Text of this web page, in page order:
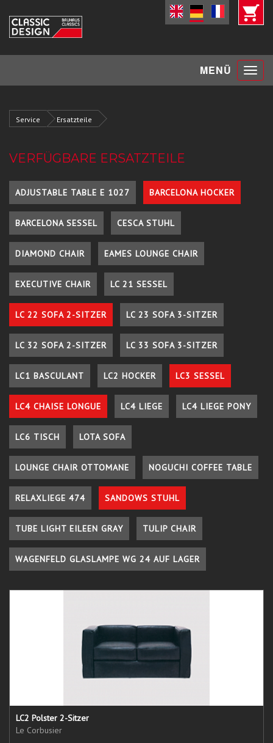
MENÜ Toggle
Service Ersatzteile
VERFÜGBARE ERSATZTEILE
ADJUSTABLE TABLE E 1027 BARCELONA HOCKER
BARCELONA SESSEL CESCA STUHL
DIAMOND CHAIR EAMES LOUNGE CHAIR
EXECUTIVE CHAIR LC 21 SESSEL
LC 22 SOFA 2-SITZER LC 23 SOFA 3-SITZER
LC 32 SOFA 2-SITZER LC 33 SOFA 3-SITZER
LC1 BASCULANT LC2 HOCKER LC3 SESSEL
LC4 CHAISE LONGUE LC4 LIEGE LC4 LIEGE PONY
LC6 TISCH LOTA SOFA
LOUNGE CHAIR OTTOMANE NOGUCHI COFFEE TABLE
RELAXLIEGE 474 SANDOWS STUHL
TUBE LIGHT EILEEN GRAY TULIP CHAIR
WAGENFELD GLASLAMPE WG 24 AUF LAGER
LC2 Polster 2-Sitzer
Le Corbusier